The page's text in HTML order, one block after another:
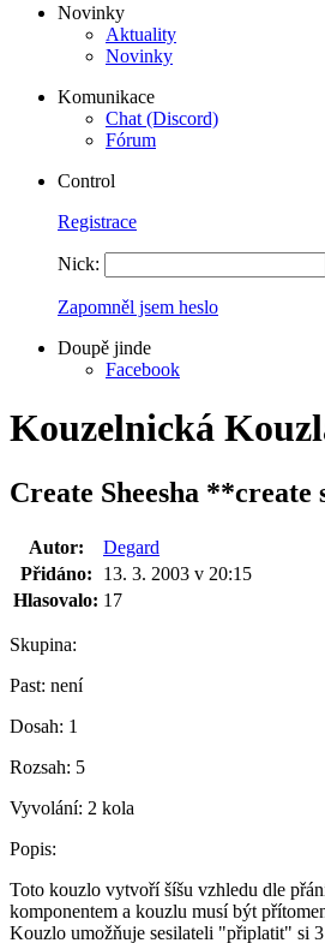
Novinky
Aktuality
Novinky
Komunikace
Chat (Discord)
Fórum
Control
Registrace
Nick:
Zapomněl jsem heslo
Doupě jinde
Facebook
Kouzelnická
Create Sheesha **create
Autor:
Degard
Přidáno:
13. 3. 2003 v 20:15
Hlasovalo: 17
Skupina:
Past: není
Dosah: 1
Rozsah: 5
Vyvolání: 2 kola
Popis:
Toto kouzlo vytvoří šíšu vzhledu dle
komponentem a kouzlu musí být
Kouzlo umožňuje sesilateli "připlatit" si